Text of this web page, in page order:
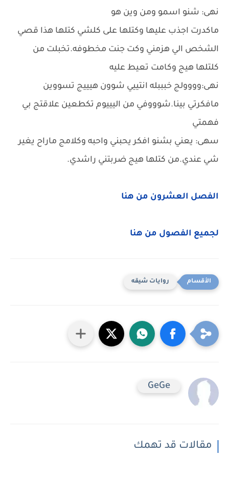
نهى: شنو اسمو ومن وين هو
ماكدرت اجذب عليها وكتلها على كلشي كتلها هذا قصي
الشخص الي هزمني وكت جنت مخطوفه.تخبلت من
كلتلها هيج وكامت تعيط عليه
نهى:وووولج خبببله انتييي شوون هيييج تسووين
مافكرتي بينا.شوووفي من اليييوم تكطعين علاقتج بي
فهمتي
سهى: يعني بشنو افكر يحبني واحبه وكلامج ماراح يغير
شي عندي.من كتلها هيج ضربتني راشدي.
الفصل العشرون من هنا
لجميع الفصول من هنا
روايات شيقه
GeGe
مقالات قد تهمك